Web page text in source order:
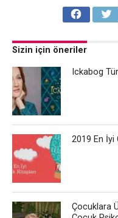
Sizin için öneriler
Ickabog
2019 En İyi
Çocuklara